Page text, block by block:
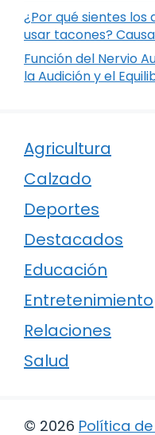
¿Por qué sientes los
usar tacones?
Función del Nervio
la Audición y el
Agricultura
Calzado
Deportes
Destacados
Educación
Entretenimiento
Relaciones
Salud
© 2026 Política